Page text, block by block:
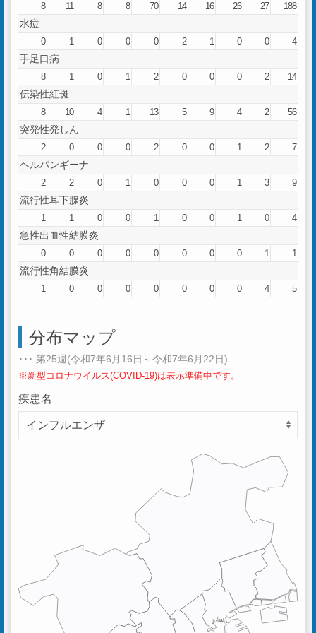
8 11 8 8 70 14 16 26 27 188
水痘
0 1 0 0 0 2 1 0 0 4
手足口病
8 1 0 1 2 0 0 0 2 14
伝染性紅斑
8 10 4 1 13 5 9 4 2 56
突発性発しん
2 0 0 0 2 0 0 1 2 7
ヘルパンギーナ
2 2 0 1 0 0 0 1 3 9
流行性耳下腺炎
1 1 0 0 1 0 0 1 0 4
急性出血性結膜炎
0 0 0 0 0 0 0 0 1 1
流行性角結膜炎
1 0 0 0 0 0 0 0 4 5
分布マップ
･･･ 第25週(令和7年6月16日～令和7年6月22日)
※新型コロナウイルス(COVID-19)は表示準備中です。
疾患名